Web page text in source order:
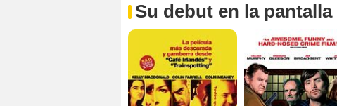
Su debut en la pantalla